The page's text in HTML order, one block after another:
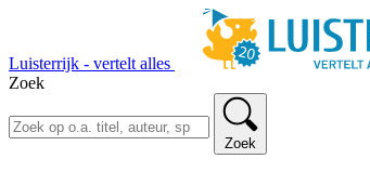
Luisterrijk - vertelt alles
Zoek
Zoek